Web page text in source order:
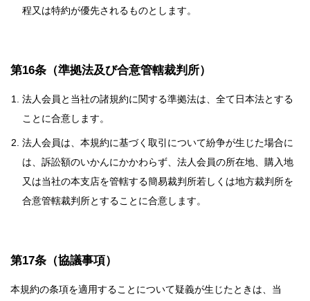
程又は特約が優先されるものとします。
第16条（準拠法及び合意管轄裁判所）
法人会員と当社の諸規約に関する準拠法は、全て日本法とする
ことに合意します。
法人会員は、本規約に基づく取引について紛争が生じた場合に
は、訴訟額のいかんにかかわらず、法人会員の所在地、購入地
又は当社の本支店を管轄する簡易裁判所若しくは地方裁判所を
合意管轄裁判所とすることに合意します。
第17条（協議事項）
本規約の条項を適用することについて疑義が生じたときは、当